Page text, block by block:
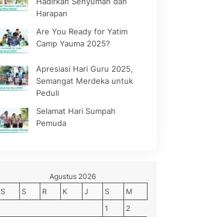
Harapan
Are You Ready for Yatim
Camp Yauma 2025?
Apresiasi Hari Guru 2025,
Semangat Merdeka untuk
Peduli
Selamat Hari Sumpah
Pemuda
Agustus 2026
S
S R K J S
M
1
2